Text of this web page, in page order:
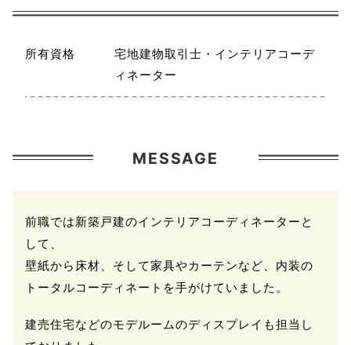
所有資格
宅地建物取引士・インテリアコーデ
ィネーター
MESSAGE
前職では新築戸建のインテリアコーディネーターと
して、
壁紙から床材、そして家具やカーテンなど、内装の
トータルコーディネートを手がけていました。
建売住宅などのモデルームのディスプレイも担当し